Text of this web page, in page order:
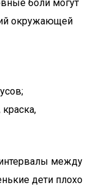
боли могут
окружающей
между
дети плохо